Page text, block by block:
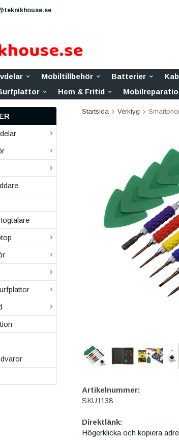
Mobiltillbehör Batterier
Hem & Fritid
Startsida Verktyg
Artikelnummer:
SKU1138
Direktlänk:
Högerklicka och kopiera